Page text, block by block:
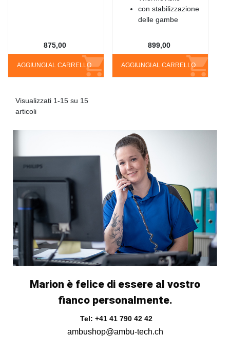
AGGIUNGI AL CARRELLO
875,00
con stabilizzazione
delle gambe
AGGIUNGI AL CARRELLO
899,00
Visualizzati 1-15 su 15
articoli
Marion è felice di essere al vostro
fianco personalmente.
Tel: +41 41 790 42 42
ambushop@ambu-tech.ch